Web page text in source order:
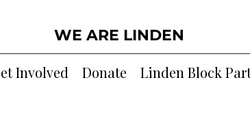
WE ARE LINDEN
Involved Donate Linden Block